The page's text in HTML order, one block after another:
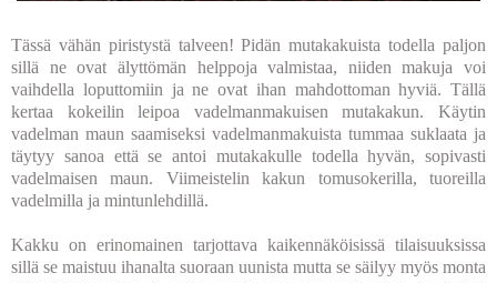
Tässä vähän piristystä talveen! Pidän mutakakuista todella paljon
sillä ne ovat älyttömän helppoja valmistaa, niiden makuja voi
vaihdella loputtomiin ja ne ovat ihan mahdottoman hyviä. Tällä
kertaa kokeilin leipoa vadelmanmakuisen mutakakun. Käytin
vadelman maun saamiseksi vadelmanmakuista tummaa suklaata ja
täytyy sanoa että se antoi mutakakulle todella hyvän, sopivasti
vadelmaisen maun. Viimeistelin kakun tomusokerilla, tuoreilla
vadelmilla ja mintunlehdillä.
Kakku on erinomainen tarjottava kaikennäköisissä tilaisuuksissa
sillä se maistuu ihanalta suoraan uunista mutta se säilyy myös monta